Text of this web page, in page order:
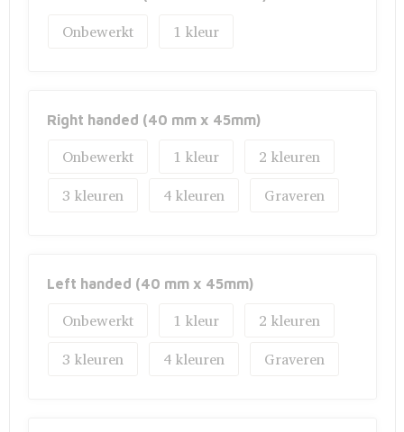
Goodiebags
Trolleys
Onbewerkt 1
Right handed (40 mm x 45mm)
Onbewerkt 1
2
3
4 Graveren
Left handed (40 mm x 45mm)
Onbewerkt 1
2
3
4 Graveren